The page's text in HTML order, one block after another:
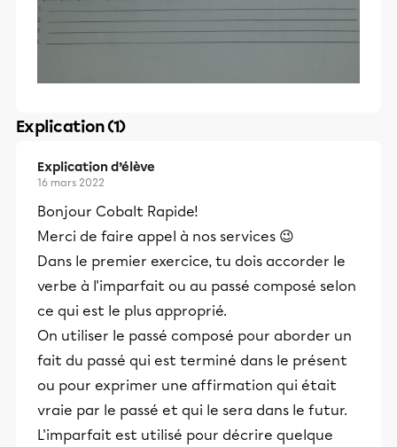
Explication (1)
Explication d’élève
16 mars 2022
Bonjour Cobalt Rapide!
Merci de faire appel à nos services 😉
Dans le premier exercice, tu dois accorder le
verbe à l'imparfait ou au passé composé selon
ce qui est le plus approprié.
On utiliser le passé composé pour aborder un
fait du passé qui est terminé dans le présent
ou pour exprimer une affirmation qui était
vraie par le passé et qui le sera dans le futur.
L'imparfait est utilisé pour décrire quelque